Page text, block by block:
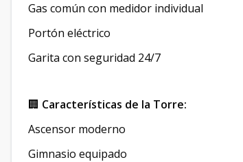
Gas común con medidor individual
Portón eléctrico
Garita con seguridad 24/7
🏢 Características de la Torre:
Ascensor moderno
Gimnasio equipado